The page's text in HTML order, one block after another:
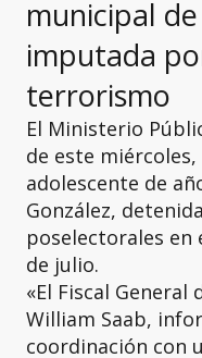
municipal
imputada
terrorismo
El Ministerio
de este
adolescente de
González,
poselectorales en
de julio.
«El Fiscal General
William Saab,
coordinación con